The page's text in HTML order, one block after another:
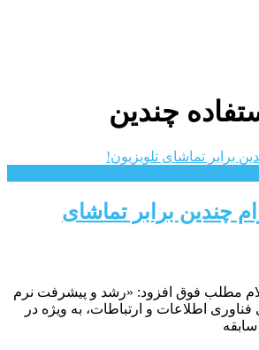
چندین
چندین برابر تماشای
مطلب فوق افزود: «رشد و پیشرفت نرم
اطلاعات و ارتباطات، به ویژه در